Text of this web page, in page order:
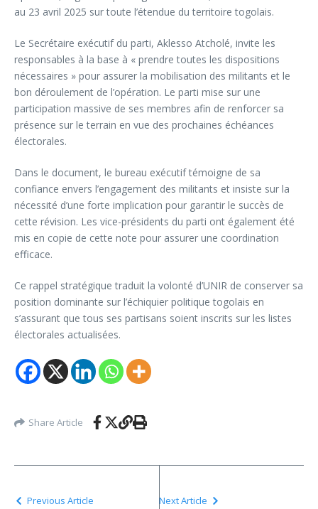
au 23 avril 2025 sur toute l’étendue du territoire togolais.
Le Secrétaire exécutif du parti, Aklesso Atcholé, invite les
responsables à la base à « prendre toutes les dispositions
nécessaires » pour assurer la mobilisation des militants et le
bon déroulement de l’opération. Le parti mise sur une
participation massive de ses membres afin de renforcer sa
présence sur le terrain en vue des prochaines échéances
électorales.
Dans le document, le bureau exécutif témoigne de sa
confiance envers l’engagement des militants et insiste sur la
nécessité d’une forte implication pour garantir le succès de
cette révision. Les vice-présidents du parti ont également été
mis en copie de cette note pour assurer une coordination
efficace.
Ce rappel stratégique traduit la volonté d’UNIR de conserver sa
position dominante sur l’échiquier politique togolais en
s’assurant que tous ses partisans soient inscrits sur les listes
électorales actualisées.
Share Article
Previous Article Next Article